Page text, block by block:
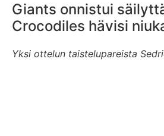
Giants onnistui
Crocodiles hävisi
Yksi ottelun taistelupareista